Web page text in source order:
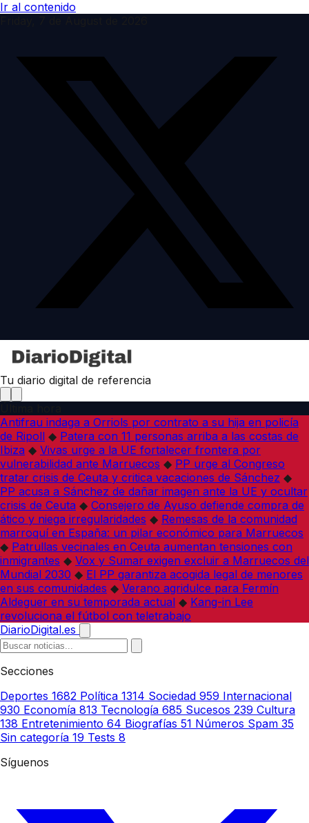
Ir al contenido
Tu diario digital de referencia
Antifrau indaga a Orriols por contrato a su hija en policía
de Ripoll ◆ Patera con 11 personas arriba a las costas de
Ibiza ◆ Vivas urge a la UE fortalecer frontera por
vulnerabilidad ante Marruecos ◆ PP urge al Congreso
tratar crisis de Ceuta y critica vacaciones de Sánchez ◆
PP acusa a Sánchez de dañar imagen ante la UE y ocultar
crisis de Ceuta ◆ Consejero de Ayuso defiende compra de
ático y niega irregularidades ◆ Remesas de la comunidad
marroquí en España: un pilar económico para Marruecos
◆ Patrullas vecinales en Ceuta aumentan tensiones con
inmigrantes ◆ Vox y Sumar exigen excluir a Marruecos del
Mundial 2030 ◆ El PP garantiza acogida legal de menores
en sus comunidades ◆ Verano agridulce para Fermín
Aldeguer en su temporada actual ◆ Kang-in Lee
revoluciona el fútbol con teletrabajo
DiarioDigital.es
Secciones
Deportes 1682 Política 1314 Sociedad 959 Internacional
930 Economía 813 Tecnología 685 Sucesos 239 Cultura
138 Entretenimiento 64 Biografías 51 Números Spam 35
Sin categoría 19 Tests 8
Síguenos